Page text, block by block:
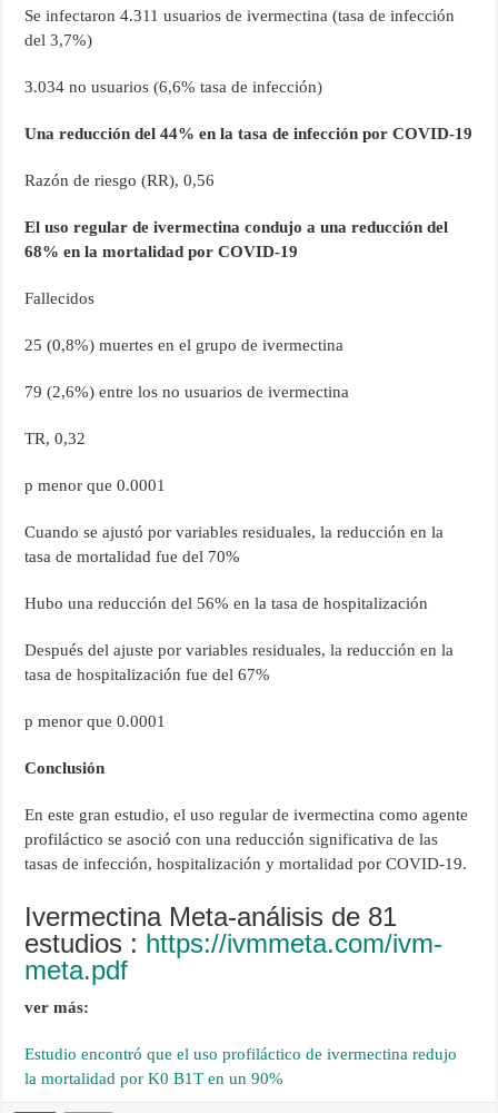
Se infectaron 4.311 usuarios de ivermectina (tasa de infección
del 3,7%)
3.034 no usuarios (6,6% tasa de infección)
Una reducción del 44% en la tasa de infección por COVID-19
Razón de riesgo (RR), 0,56
El uso regular de ivermectina condujo a una reducción del
68% en la mortalidad por COVID-19
Fallecidos
25 (0,8%) muertes en el grupo de ivermectina
79 (2,6%) entre los no usuarios de ivermectina
TR, 0,32
p menor que 0.0001
Cuando se ajustó por variables residuales, la reducción en la
tasa de mortalidad fue del 70%
Hubo una reducción del 56% en la tasa de hospitalización
Después del ajuste por variables residuales, la reducción en la
tasa de hospitalización fue del 67%
p menor que 0.0001
Conclusión
En este gran estudio, el uso regular de ivermectina como agente
profiláctico se asoció con una reducción significativa de las
tasas de infección, hospitalización y mortalidad por COVID-19.
Ivermectina Meta-análisis de 81
estudios : https://ivmmeta.com/ivm-
meta.pdf
ver más:
Estudio encontró que el uso profiláctico de ivermectina redujo
la mortalidad por K0 B1T en un 90%